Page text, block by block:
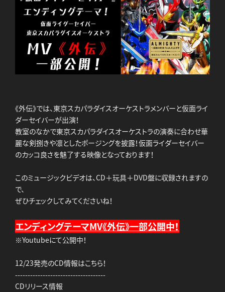
《外伝》では、東京スカパラダイスオーケストラメンバーと仮面ライ
ダーセイバーが出演！
教室のなかで東京スカパラダイスオーケストラの演奏に合わせ華
麗な剣捌きや凛としたポージングを披露！仮面ライダーセイバー
のカッコ良さを魅了する映像となっております！
このミュージックビデオは、CD＋玩具＋DVD盤に収録されますの
で、
ぜひチェックしてみてくださいね！
エンディングテーマMV《外伝》一部公開中！
※Youtubeにて公開中！
12/23発売のCD情報はこちら！
------------------------------------
CDリリース情報